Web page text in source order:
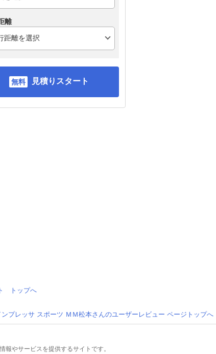
離
見積りスタート
トップへ
ンプレッサ スポーツ ＭＭ松本さんのユーザーレビュー ページトップへ
やサービスを提供するサイトです。